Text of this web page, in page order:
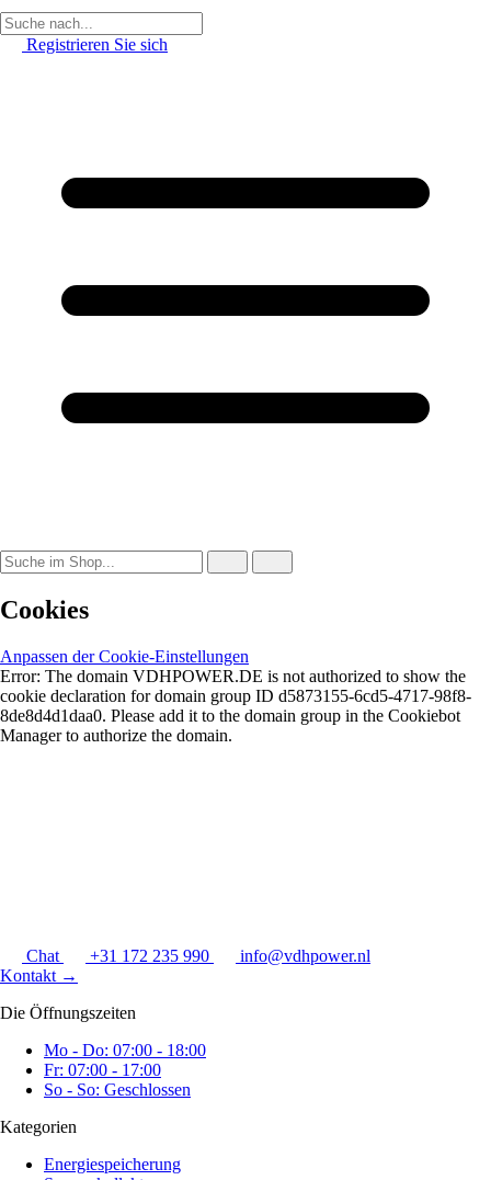
Registrieren Sie sich
Cookies
Anpassen der Cookie-Einstellungen
Error: The domain VDHPOWER.DE is not authorized to show the
cookie declaration for domain group ID d5873155-6cd5-4717-98f8-
8de8d4d1daa0. Please add it to the domain group in the Cookiebot
Manager to authorize the domain.
Chat +31 172 235 990
info@vdhpower.nl
Kontakt →
Die Öffnungszeiten
Mo - Do: 07:00 - 18:00
Fr: 07:00 - 17:00
So - So: Geschlossen
Kategorien
Energiespeicherung